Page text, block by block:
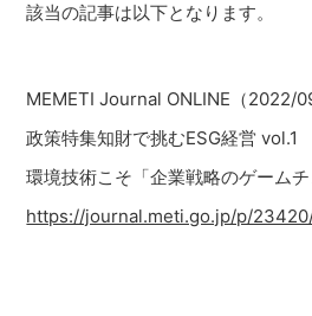
該当の記事は以下となります。
MEMETI Journal ONLINE（2022/
政策特集知財で挑むESG経営 vol.1
環境技術こそ「企業戦略のゲームチ
https://journal.meti.go.jp/p/